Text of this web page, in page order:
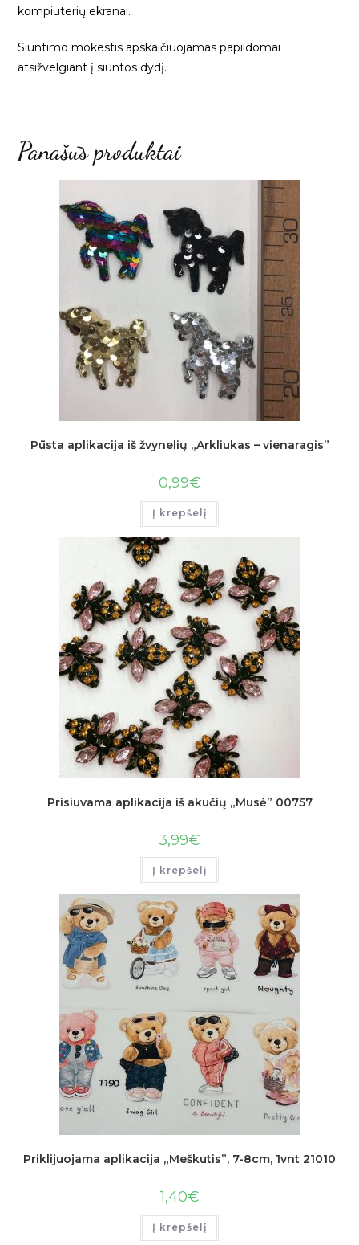
kompiuterių ekranai.
Siuntimo mokestis apskaičiuojamas papildomai
atsižvelgiant į siuntos dydį.
Panašūs produktai
Pūsta aplikacija iš žvynelių „Arkliukas – vienaragis”
0,99€
Į krepšelį
Prisiuvama aplikacija iš akučių „Musė” 00757
3,99€
Į krepšelį
Priklijuojama aplikacija „Meškutis”, 7-8cm, 1vnt 21010
1,40€
Į krepšelį